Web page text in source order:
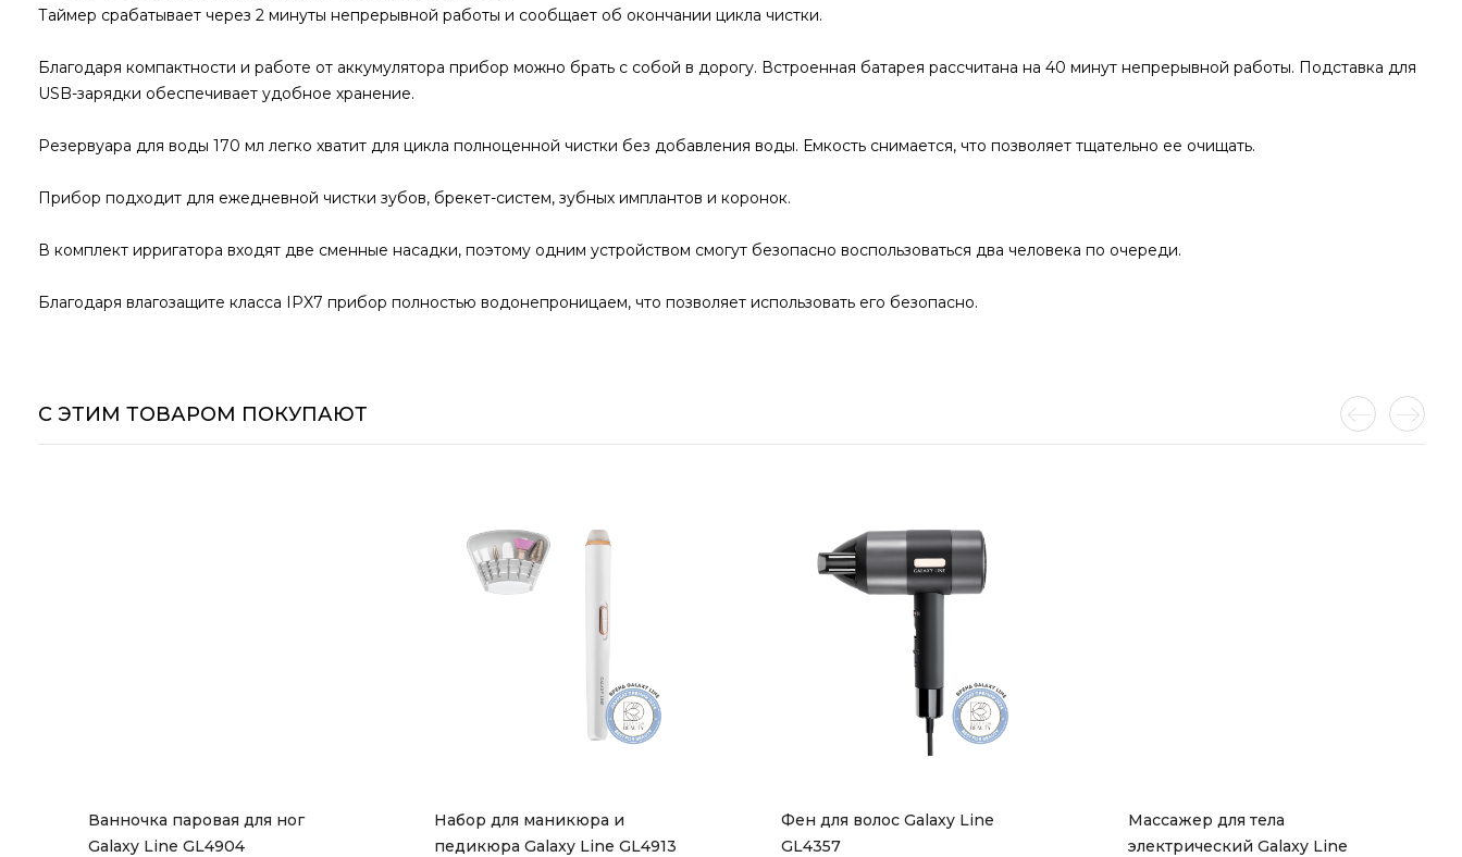
Таймер срабатывает через 2 минуты непрерывной работы и сообщает об окончании цикла чистки.
Благодаря компактности и работе от аккумулятора прибор можно брать с собой в дорогу. Встроенная батарея рассчитана на 40 минут непрерывной работы. Подставка для
USB-зарядки обеспечивает удобное хранение.
Резервуара для воды 170 мл легко хватит для цикла полноценной чистки без добавления воды. Емкость снимается, что позволяет тщательно ее очищать.
Прибор подходит для ежедневной чистки зубов, брекет-систем, зубных имплантов и коронок.
В комплект ирригатора входят две сменные насадки, поэтому одним устройством смогут безопасно воспользоваться два человека по очереди.
Благодаря влагозащите класса IPX7 прибор полностью водонепроницаем, что позволяет использовать его безопасно.
С ЭТИМ ТОВАРОМ ПОКУПАЮТ
Ванночка паровая для ног
Galaxy Line GL4904
Набор для маникюра и
педикюра Galaxy Line GL4913
Фен для волос Galaxy Line
GL4357
Массажер для тела
электрический Galaxy Line